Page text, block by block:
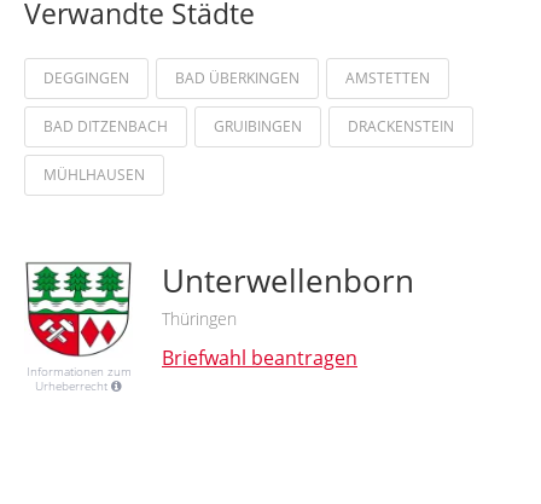
Verwandte Städte
DEGGINGEN BAD ÜBERKINGEN AMSTETTEN
BAD DITZENBACH GRUIBINGEN DRACKENSTEIN
MÜHLHAUSEN
Informationen zum
Urheberrecht
Unterwellenborn
Thüringen
Briefwahl beantragen